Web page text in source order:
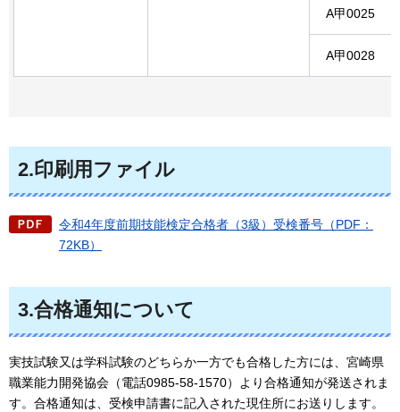
A甲0025
A甲0028
2.印刷用ファイル
令和4年度前期技能検定合格者（3級）受検番号（PDF：
72KB）
3.合格通知について
実技試験又は学科試験のどちらか一方でも合格した方には、宮崎県
職業能力開発協会（電話0985-58-1570）より合格通知が発送されま
す。合格通知は、受検申請書に記入された現住所にお送りします。